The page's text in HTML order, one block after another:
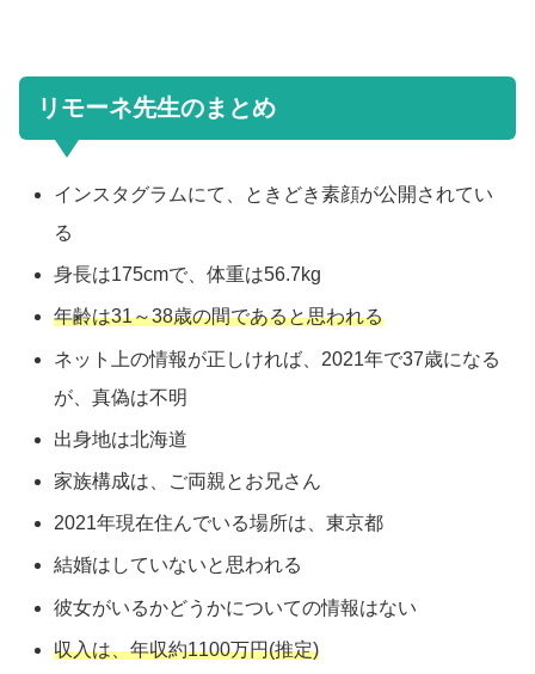
リモーネ先生のまとめ
インスタグラムにて、ときどき素顔が公開されてい
る
身長は175cmで、体重は56.7kg
年齢は31～38歳の間であると思われる
ネット上の情報が正しければ、2021年で37歳になる
が、真偽は不明
出身地は北海道
家族構成は、ご両親とお兄さん
2021年現在住んでいる場所は、東京都
結婚はしていないと思われる
彼女がいるかどうかについての情報はない
収入は、年収約1100万円(推定)